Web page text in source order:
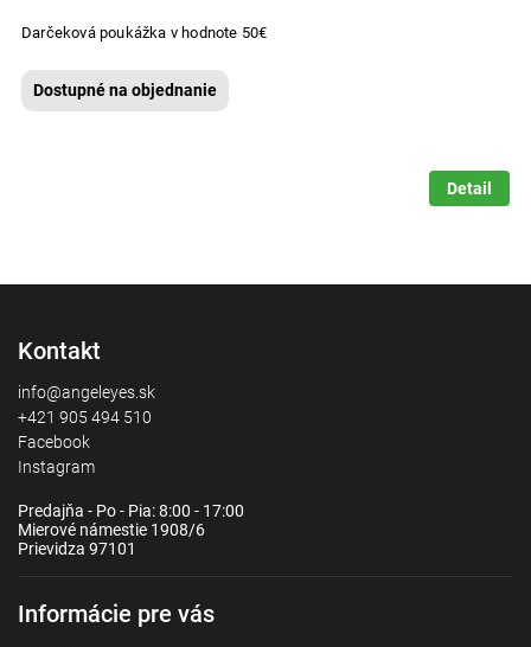
Darčeková poukážka v hodnote 50€
Dostupné na objednanie
Detail
Kontakt
info@angeleyes.sk
+421 905 494 510
Facebook
Instagram
Predajňa - Po - Pia: 8:00 - 17:00
Mierové námestie 1908/6
Prievidza 97101
Informácie pre vás